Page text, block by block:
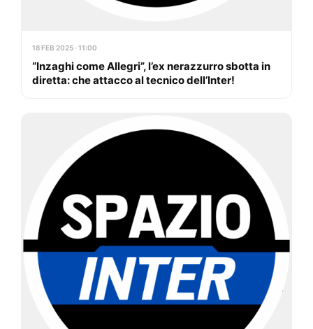
18 FEB 2025 · 11:00
“Inzaghi come Allegri”, l’ex nerazzurro sbotta in
diretta: che attacco al tecnico dell’Inter!